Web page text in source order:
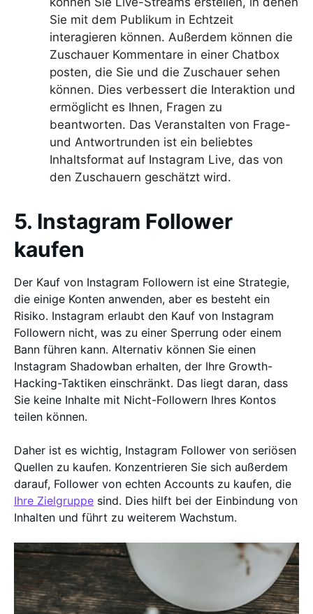
Sie mit dem Publikum in Echtzeit
interagieren können. Außerdem können die
Zuschauer Kommentare in einer Chatbox
posten, die Sie und die Zuschauer sehen
können. Dies verbessert die Interaktion und
ermöglicht es Ihnen, Fragen zu
beantworten. Das Veranstalten von Frage-
und Antwortrunden ist ein beliebtes
Inhaltsformat auf Instagram Live, das von
den Zuschauern geschätzt wird.
5. Instagram Follower
kaufen
Der Kauf von Instagram Followern ist eine Strategie,
die einige Konten anwenden, aber es besteht ein
Risiko. Instagram erlaubt den Kauf von Instagram
Followern nicht, was zu einer Sperrung oder einem
Bann führen kann. Alternativ können Sie einen
Instagram Shadowban erhalten, der Ihre Growth-
Hacking-Taktiken einschränkt. Das liegt daran, dass
Sie keine Inhalte mit Nicht-Followern Ihres Kontos
teilen können.
Daher ist es wichtig, Instagram Follower von seriösen
Quellen zu kaufen. Konzentrieren Sie sich außerdem
darauf, Follower von echten Accounts zu kaufen, die
Ihre Zielgruppe sind. Dies hilft bei der Einbindung von
Inhalten und führt zu weiterem Wachstum.